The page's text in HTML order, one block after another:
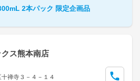
2本パック 限定企画品
ス熊本南店
禅寺３－４－１４